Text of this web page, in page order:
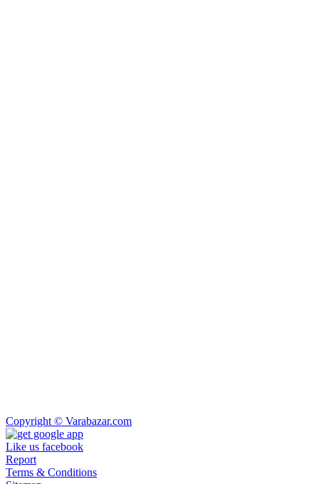
Copyright © Varabazar.com
Like us facebook
Report
Terms & Conditions